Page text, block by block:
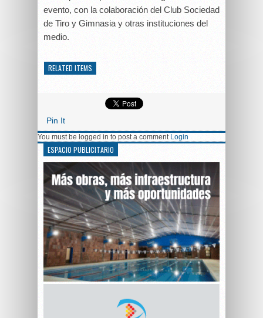
evento, con la colaboración del Club Sociedad
de Tiro y Gimnasia y otras instituciones del
medio.
RELATED ITEMS
Pin It
You must be logged in to post a comment Login
ESPACIO PUBLICITARIO